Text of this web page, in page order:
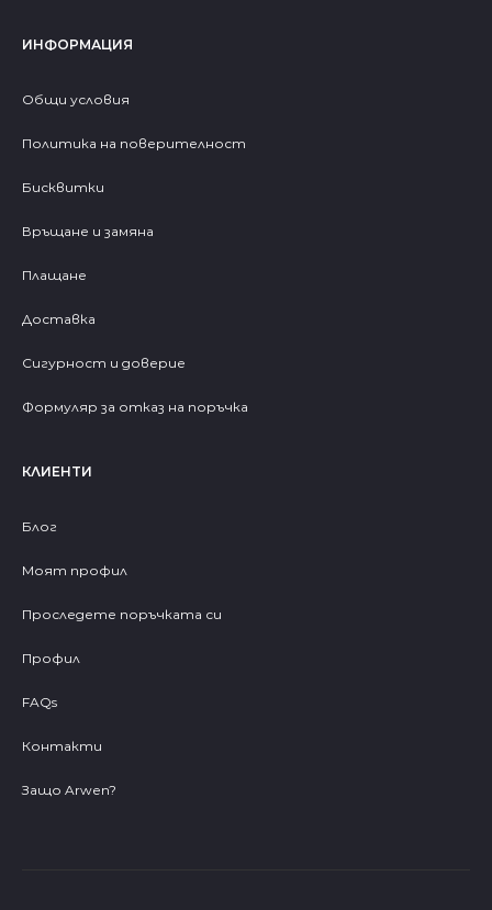
ИНФОРМАЦИЯ
Общи условия
Политика на поверителност
Бисквитки
Връщане и замяна
Плащане
Доставка
Сигурност и доверие
Формуляр за отказ на поръчка
КЛИЕНТИ
Блог
Моят профил
Проследете поръчката си
Профил
FAQs
Контакти
Защо Arwen?